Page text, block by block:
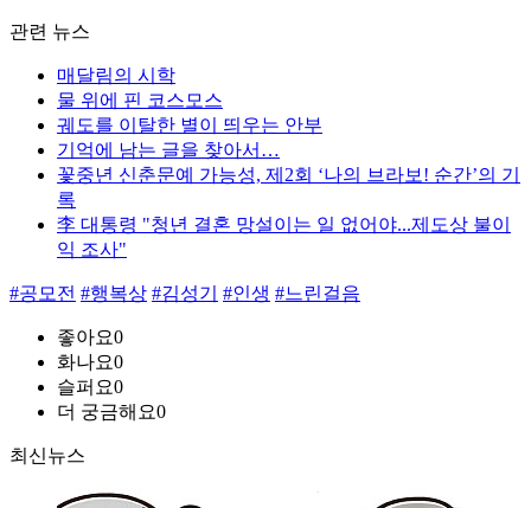
관련 뉴스
매달림의 시학
물 위에 핀 코스모스
궤도를 이탈한 별이 띄우는 안부
기억에 남는 글을 찾아서…
꽃중년 신춘문예 가능성, 제2회 ‘나의 브라보! 순간’의 기
록
李 대통령 "청년 결혼 망설이는 일 없어야...제도상 불이
익 조사"
#공모전 #행복상 #김성기 #인생 #느린걸음
좋아요0
화나요0
슬퍼요0
더 궁금해요0
최신뉴스